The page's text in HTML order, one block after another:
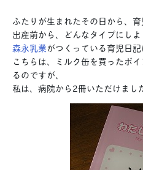
ふたりが生まれたその日から、育
出産前から、どんなタイプにしよ
森永乳業がつくっている育児日記
こちらは、ミルク缶を買ったポ
るのですが、
私は、病院から2冊いただけまし